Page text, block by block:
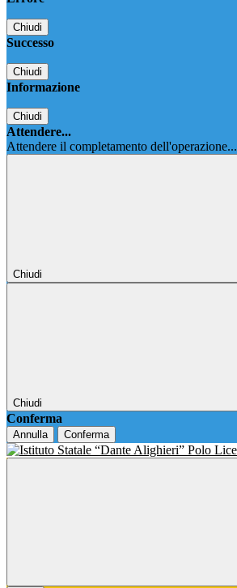
Chiudi
Successo
Chiudi
Informazione
Chiudi
Attendere...
Attendere il completamento dell'operazione...
Chiudi
Chiudi
Conferma
Annulla Conferma